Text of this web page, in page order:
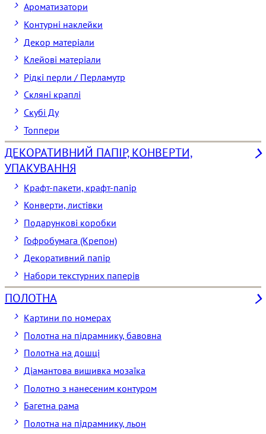
Ароматизатори
Контурні наклейки
Декор матеріали
Клейові матеріали
Рідкі перли / Перламутр
Скляні краплі
Скубі Ду
Топпери
ДЕКОРАТИВНИЙ ПАПІР, КОНВЕРТИ,
УПАКУВАННЯ
Крафт-пакети, крафт-папір
Конверти, листівки
Подарункові коробки
Гофробумага (Крепон)
Декоративний папір
Набори текстурних паперів
ПОЛОТНА
Картини по номерах
Полотна на підрамнику, бавовна
Полотна на дошці
Діамантова вишивка мозаїка
Полотно з нанесеним контуром
Багетна рама
Полотна на підрамнику, льон